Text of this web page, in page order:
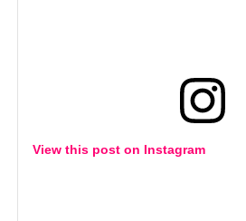
View this post on Instagram